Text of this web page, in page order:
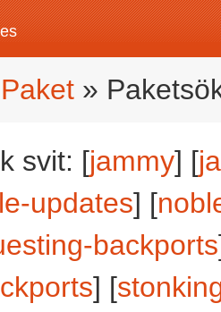
Paket »
svit: [jammy] [
updates] [
backports
] [